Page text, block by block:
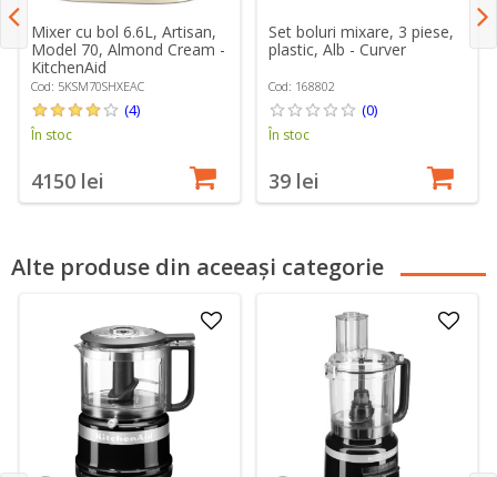
Mixer cu bol 6.6L, Artisan,
Model 70, Almond Cream -
KitchenAid
Cod: 5KSM70SHXEAC
(4)
În stoc
4150 lei
Set boluri mixare, 3 piese,
plastic, Alb - Curver
Cod: 168802
(0)
În stoc
39 lei
Alte produse din aceeași categorie